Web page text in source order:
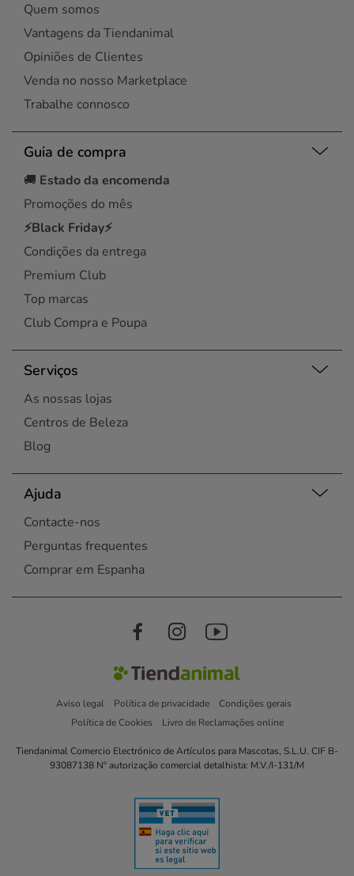
Quem somos
Vantagens da Tiendanimal
Opiniões de Clientes
Venda no nosso Marketplace
Trabalhe connosco
Guia de compra
🚚 Estado da encomenda
Promoções do mês
⚡Black Friday⚡
Condições da entrega
Premium Club
Top marcas
Club Compra e Poupa
Serviços
As nossas lojas
Centros de Beleza
Blog
Ajuda
Contacte-nos
Perguntas frequentes
Comprar em Espanha
Aviso legal Política de privacidade
Condições gerais
Política de Cookies
Livro de Reclamações online
Tiendanimal Comercio Electrónico de Artículos para Mascotas, S.L.U. CIF B-
93087138 Nº autorização comercial detalhista: M.V./I-131/M